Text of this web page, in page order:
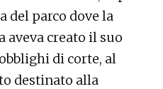
del parco dove la
creato il suo
di corte, al
destinato alla